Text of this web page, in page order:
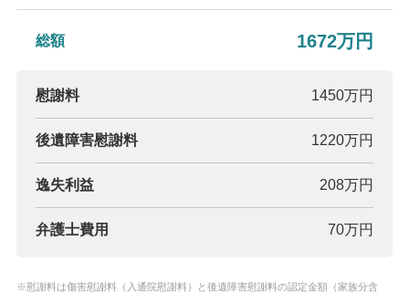
総額 1672万円
慰謝料 1450万円
後遺障害慰謝料 1220万円
逸失利益 208万円
弁護士費用 70万円
※慰謝料は傷害慰謝料（入通院慰謝料）と後遺障害慰謝料の認定金額（家族分含